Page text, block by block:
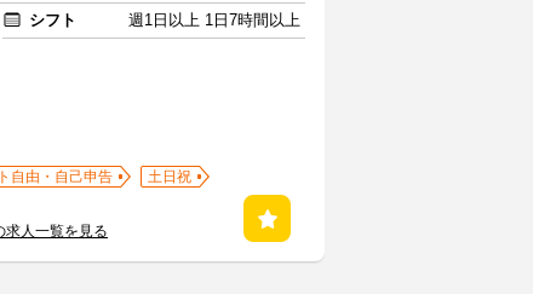
シフト
週1日以上 1日7時間以上
自由・自己申告
土日祝
求人一覧を見る